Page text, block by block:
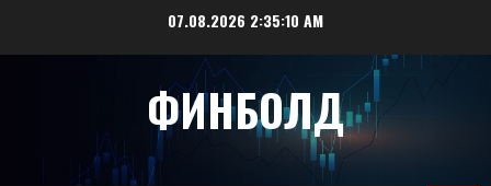
07.08.20262:35:11 AM
ФИНБОЛД